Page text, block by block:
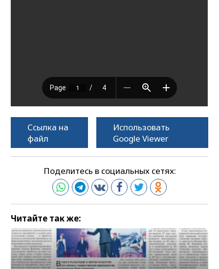
Ссылка на
файл
Использовать
Google Viewer
Поделитесь в социальных сетях:
Читайте так же: